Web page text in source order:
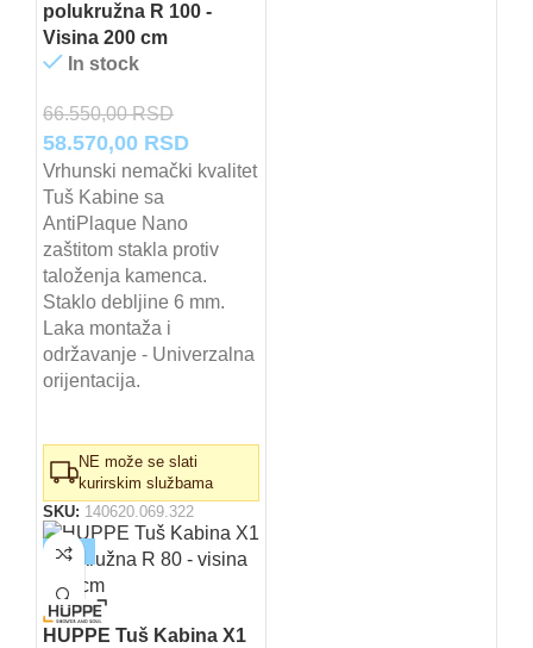
polukružna R 100 -
Visina 200 cm
In stock
66.550,00RSD
Originalna
cena
je
bila:
66.550,00 RSD.
58.570,00 RSDTrenutna
cena
Vrhunski nemački kvalitet
Tuš Kabine sa
AntiPlaque Nano
zaštitom stakla protiv
taloženja kamenca.
Staklo debljine 6 mm.
Laka montaža i
održavanje - Univerzalna
orijentacija.
NE može se slati
kurirskim službama
SKU: 140620.069.322
-12%
HUPPE Tuš Kabina X1